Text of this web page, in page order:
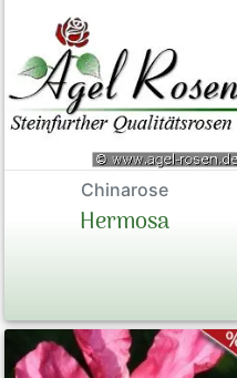
Chinarose
Hermosa